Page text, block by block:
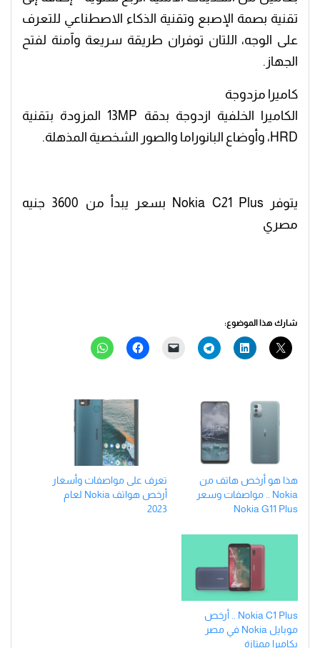
تقنية بصمة الإصبع وتقنية الذكاء الاصطناعي للتعرف
على الوجه، اللتان توفران طريقة سريعة وآمنة لفتح
الجهاز.
كاميرا مزدوجة
الكاميرا الخلفية ازدوجة بدقة 13MP المزودة بتقنية
HRD، وأوضاع البانوراما والصور الشخصية المذهلة.
يتوفر Nokia C21 Plus بسعر يبدأ من 3600 جنيه
مصري
شارك هذا الموضوع:
هذا هو أرخص هاتف من
Nokia .. مواصفات وسعر
Nokia G11 Plus
تعرف على مواصفات وأسعار
أرخص هواتف Nokia لعام
2023
Nokia C1 Plus .. أرخص
موبايل Nokia في مصر
بكاميرا ممتازة